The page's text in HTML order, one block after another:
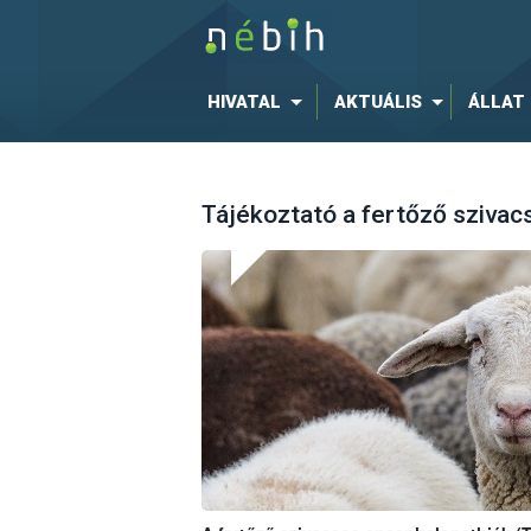
HIVATAL AKTUÁLIS ÁLLAT
Tájékoztató a fertőző